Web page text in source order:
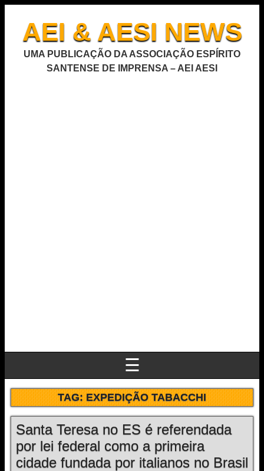
AEI & AESI NEWS
UMA PUBLICAÇÃO DA ASSOCIAÇÃO ESPÍRITO
SANTENSE DE IMPRENSA – AEI AESI
☰
TAG:EXPEDIÇÃO TABACCHI
Santa Teresa no ES é referendada
por lei federal como a primeira
cidade fundada por italianos no Brasil